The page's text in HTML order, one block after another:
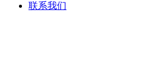
联系我们